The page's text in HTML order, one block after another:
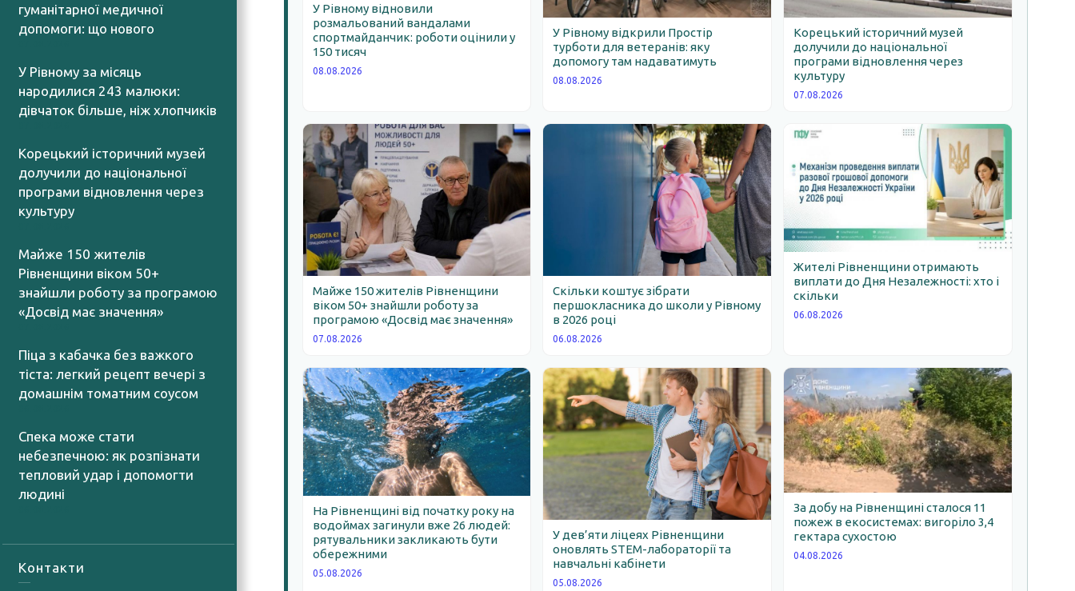
гуманітарної медичної
допомоги: що нового
У Рівному за місяць
народилися 243 малюки:
дівчаток більше, ніж хлопчиків
Корецький історичний музей
долучили до національної
програми відновлення через
культуру
Майже 150 жителів
Рівненщини віком 50+
знайшли роботу за програмою
«Досвід має значення»
Піца з кабачка без важкого
тіста: легкий рецепт вечері з
домашнім томатним соусом
Спека може стати
небезпечною: як розпізнати
тепловий удар і допомогти
людині
Контакти
У Рівному відновили
розмальований вандалами
спортмайданчик: роботи оцінили у
150 тисяч
08.08.2026
У Рівному відкрили Простір
турботи для ветеранів: яку
допомогу там надаватимуть
08.08.2026
Корецький історичний музей
долучили до національної
програми відновлення через
культуру
07.08.2026
Майже 150 жителів Рівненщини
віком 50+ знайшли роботу за
програмою «Досвід має значення»
07.08.2026
Скільки коштує зібрати
першокласника до школи у Рівному
в 2026 році
06.08.2026
Жителі Рівненщини отримають
виплати до Дня Незалежності: хто і
скільки
06.08.2026
На Рівненщині від початку року на
водоймах загинули вже 26 людей:
рятувальники закликають бути
обережними
05.08.2026
У дев’яти ліцеях Рівненщини
оновлять STEM-лабораторії та
навчальні кабінети
05.08.2026
За добу на Рівненщині сталося 11
пожеж в екосистемах: вигоріло 3,4
гектара сухостою
04.08.2026